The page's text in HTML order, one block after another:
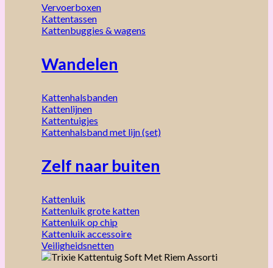
Vervoerboxen
Kattentassen
Kattenbuggies & wagens
Wandelen
Kattenhalsbanden
Kattenlijnen
Kattentuigjes
Kattenhalsband met lijn (set)
Zelf naar buiten
Kattenluik
Kattenluik grote katten
Kattenluik op chip
Kattenluik accessoire
Veiligheidsnetten